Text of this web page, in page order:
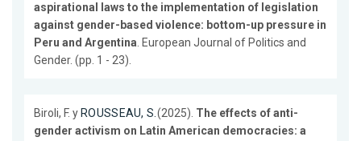
aspirational laws to the implementation of legislation
against gender-based violence: bottom-up pressure in
Peru and Argentina. European Journal of Politics and
Gender. (pp. 1 - 23).
Biroli, F. y ROUSSEAU, S.(2025). The effects of anti-
gender activism on Latin American democracies: a